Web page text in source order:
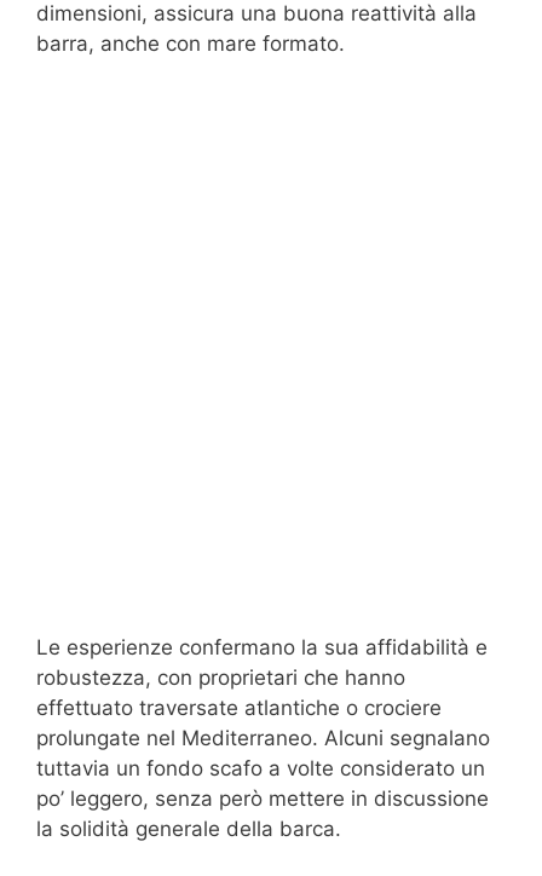
dimensioni, assicura una buona reattività alla
barra, anche con mare formato.
Le esperienze confermano la sua affidabilità e
robustezza, con proprietari che hanno
effettuato traversate atlantiche o crociere
prolungate nel Mediterraneo. Alcuni segnalano
tuttavia un fondo scafo a volte considerato un
po’ leggero, senza però mettere in discussione
la solidità generale della barca.